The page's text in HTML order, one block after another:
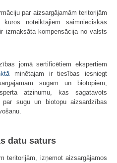
par aizsargājamām teritorijām
noteiktajiem saimnieciskās
izmaksāta kompensācija no valsts
jomā sertificētiem ekspertiem
minētajam ir tiesības iesniegt
sugām un biotopiem,
atzinumu, kas sagatavots
sugu un biotopu aizsardzības
datu saturs
teritorijām, izņemot aizsargājamos